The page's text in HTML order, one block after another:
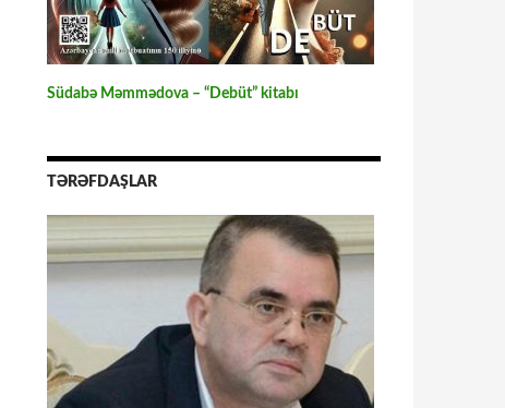
Südabə Məmmədova – “Debüt” kitabı
TƏRƏFDAŞLAR